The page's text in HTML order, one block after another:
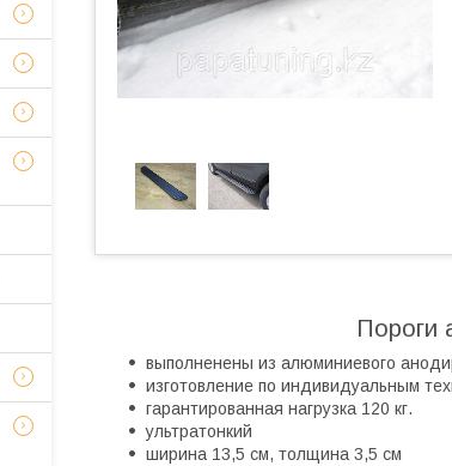
Пороги
выполненены из алюминиевого
изготовление по индивидуальным
гарантированная нагрузка 120 кг.
ультратонкий
ширина 13,5 см, толщина 3,5 см